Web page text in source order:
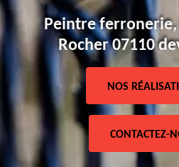
Peintre
Rocher 07110
NOS
CONTACTEZ-